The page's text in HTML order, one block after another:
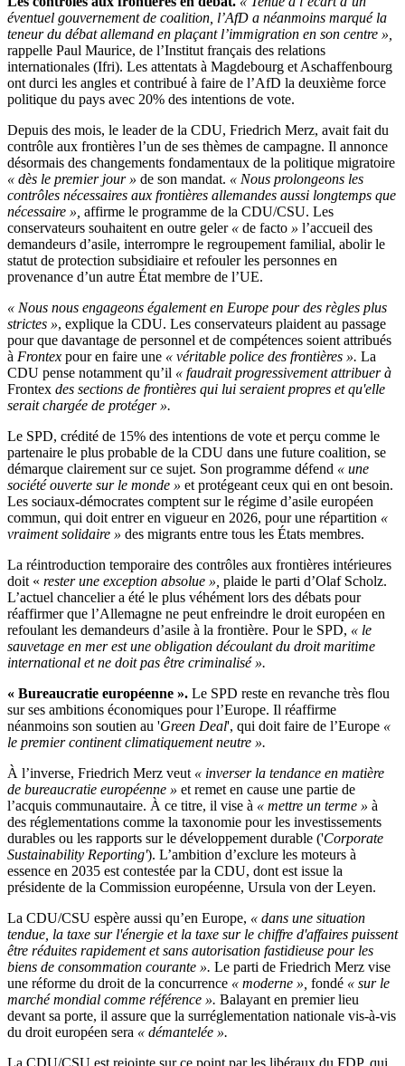
éventuel gouvernement de coalition, l’AfD a néanmoins marqué la
teneur du débat allemand en plaçant l’immigration en son centre »,
rappelle Paul Maurice, de l’Institut français des relations
internationales (Ifri). Les attentats à Magdebourg et Aschaffenbourg
ont durci les angles et contribué à faire de l’AfD la deuxième force
politique du pays avec 20% des intentions de vote.
Depuis des mois, le leader de la CDU, Friedrich Merz, avait fait du
contrôle aux frontières l’un de ses thèmes de campagne. Il annonce
désormais des changements fondamentaux de la politique migratoire
« dès le premier jour » de son mandat. « Nous prolongeons les
contrôles nécessaires aux frontières allemandes aussi longtemps que
nécessaire », affirme le programme de la CDU/CSU. Les
conservateurs souhaitent en outre geler « de facto » l’accueil des
demandeurs d’asile, interrompre le regroupement familial, abolir le
statut de protection subsidiaire et refouler les personnes en
provenance d’un autre État membre de l’UE.
« Nous nous engageons également en Europe pour des règles plus
strictes », explique la CDU. Les conservateurs plaident au passage
pour que davantage de personnel et de compétences soient attribués
à Frontex pour en faire une « véritable police des frontières ». La
CDU pense notamment qu’il « faudrait progressivement attribuer à
Frontex des sections de frontières qui lui seraient propres et qu'elle
serait chargée de protéger ».
Le SPD, crédité de 15% des intentions de vote et perçu comme le
partenaire le plus probable de la CDU dans une future coalition, se
démarque clairement sur ce sujet. Son programme défend « une
société ouverte sur le monde » et protégeant ceux qui en ont besoin.
Les sociaux-démocrates comptent sur le régime d’asile européen
commun, qui doit entrer en vigueur en 2026, pour une répartition «
vraiment solidaire » des migrants entre tous les États membres.
La réintroduction temporaire des contrôles aux frontières intérieures
doit « rester une exception absolue », plaide le parti d’Olaf Scholz.
L’actuel chancelier a été le plus véhément lors des débats pour
réaffirmer que l’Allemagne ne peut enfreindre le droit européen en
refoulant les demandeurs d’asile à la frontière. Pour le SPD, « le
sauvetage en mer est une obligation découlant du droit maritime
international et ne doit pas être criminalisé ».
« Bureaucratie européenne ». Le SPD reste en revanche très flou
sur ses ambitions économiques pour l’Europe. Il réaffirme
néanmoins son soutien au 'Green Deal', qui doit faire de l’Europe «
le premier continent climatiquement neutre ».
À l’inverse, Friedrich Merz veut « inverser la tendance en matière
de bureaucratie européenne » et remet en cause une partie de
l’acquis communautaire. À ce titre, il vise à « mettre un terme » à
des réglementations comme la taxonomie pour les investissements
durables ou les rapports sur le développement durable ('Corporate
Sustainability Reporting'). L’ambition d’exclure les moteurs à
essence en 2035 est contestée par la CDU, dont est issue la
présidente de la Commission européenne, Ursula von der Leyen.
La CDU/CSU espère aussi qu’en Europe, « dans une situation
tendue, la taxe sur l'énergie et la taxe sur le chiffre d'affaires puissent
être réduites rapidement et sans autorisation fastidieuse pour les
biens de consommation courante ». Le parti de Friedrich Merz vise
une réforme du droit de la concurrence « moderne », fondé « sur le
marché mondial comme référence ». Balayant en premier lieu
devant sa porte, il assure que la surréglementation nationale vis-à-vis
du droit européen sera « démantelée ».
La CDU/CSU est rejointe sur ce point par les libéraux du FDP, qui